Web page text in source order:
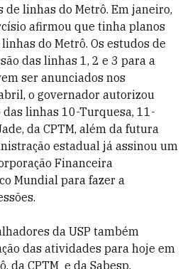
de linhas do Metrô. Em janeiro,
afirmou que tinha planos
do Metrô. Os estudos de
das linhas 1, 2 e 3 para a
ser anunciados nos
o governador autorizou
das linhas 10-Turquesa, 11-
da CPTM, além da futura
estadual já assinou um
Financeira
Mundial para fazer a
da USP também
das atividades para hoje em
da CPTM e da Sabesp.